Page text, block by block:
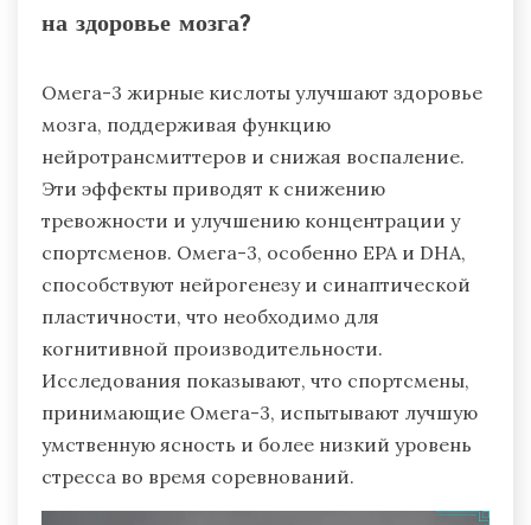
на здоровье мозга?
Омега-3 жирные кислоты улучшают здоровье
мозга, поддерживая функцию
нейротрансмиттеров и снижая воспаление.
Эти эффекты приводят к снижению
тревожности и улучшению концентрации у
спортсменов. Омега-3, особенно EPA и DHA,
способствуют нейрогенезу и синаптической
пластичности, что необходимо для
когнитивной производительности.
Исследования показывают, что спортсмены,
принимающие Омега-3, испытывают лучшую
умственную ясность и более низкий уровень
стресса во время соревнований.